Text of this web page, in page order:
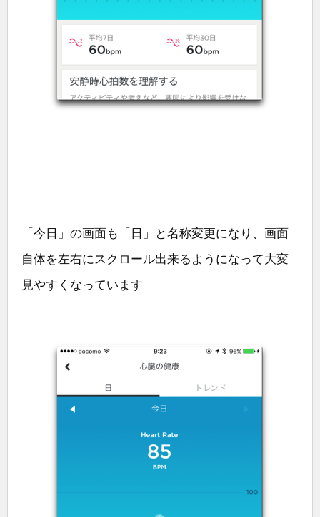
「今日」の画面も「日」と名称変更になり、画面
自体を左右にスクロール出来るようになって大変
見やすくなっています